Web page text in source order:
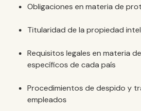
Obligaciones en materia de
Titularidad de la propiedad
Requisitos legales en materia
específicos de cada país
Procedimientos de despido y
empleados